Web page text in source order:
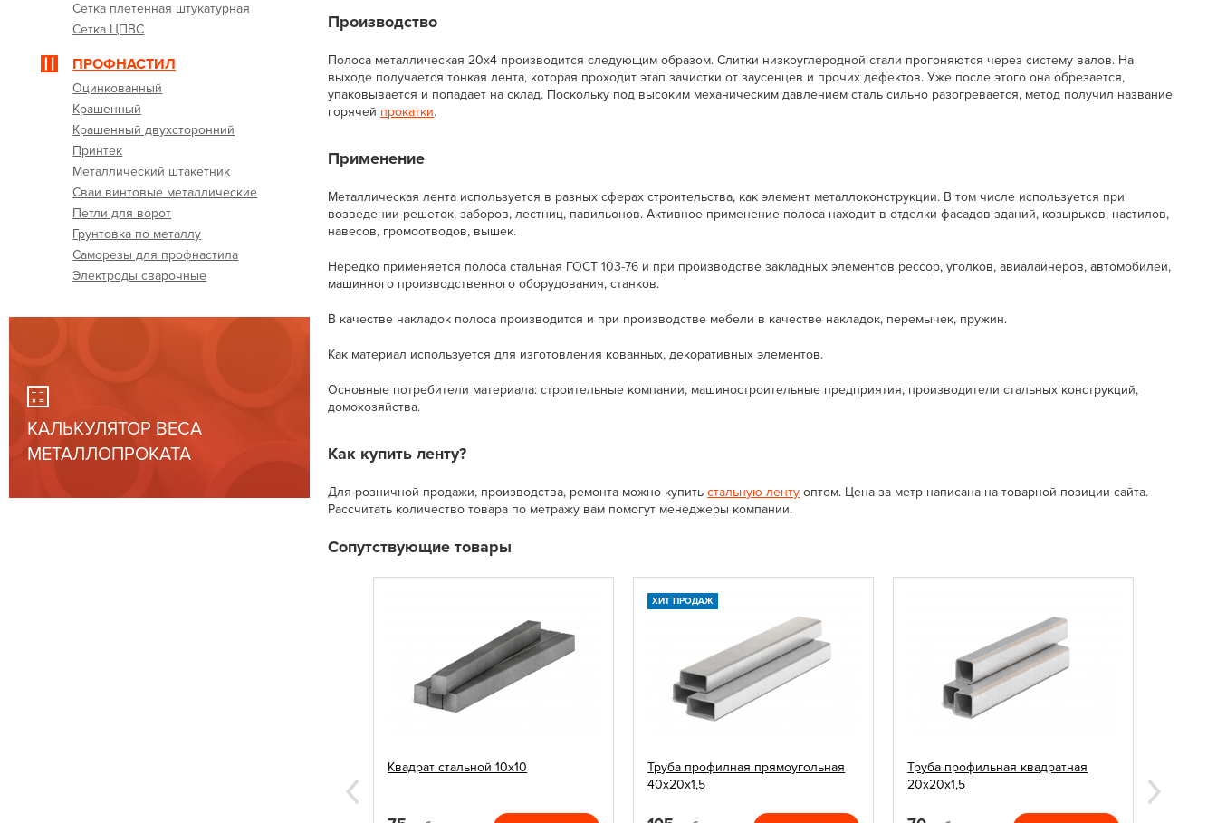
Сетка плетенная штукатурная
Сетка ЦПВС
ПРОФНАСТИЛ
Оцинкованный
Крашенный
Крашенный двухсторонний
Принтек
Металлический штакетник
Сваи винтовые металлические
Петли для ворот
Грунтовка по металлу
Саморезы для профнастила
Электроды сварочные
КАЛЬКУЛЯТОР ВЕСА
МЕТАЛЛОПРОКАТА
Производство
Полоса металлическая 20х4 производится следующим образом. Слитки низкоуглеродной стали прогоняются через систему валов. На
выходе получается тонкая лента, которая проходит этап зачистки от заусенцев и прочих дефектов. Уже после этого она обрезается,
упаковывается и попадает на склад. Поскольку под высоким механическим давлением сталь сильно разогревается, метод получил название
горячей прокатки.
Применение
Металлическая лента используется в разных сферах строительства, как элемент металлоконструкции. В том числе используется при
возведении решеток, заборов, лестниц, павильонов. Активное применение полоса находит в отделки фасадов зданий, козырьков, настилов,
навесов, громоотводов, вышек.
Нередко применяется полоса стальная ГОСТ 103-76 и при производстве закладных элементов рессор, уголков, авиалайнеров, автомобилей,
машинного производственного оборудования, станков.
В качестве накладок полоса производится и при производстве мебели в качестве накладок, перемычек, пружин.
Как материал используется для изготовления кованных, декоративных элементов.
Основные потребители материала: строительные компании, машиностроительные предприятия, производители стальных конструкций,
домохозяйства.
Как купить ленту?
Для розничной продажи, производства, ремонта можно купитьстальную ленту оптом. Цена за метр написана на товарной позиции сайта.
Рассчитать количество товара по метражу вам помогут менеджеры компании.
Сопутствующие товары
Квадрат стальной 10х10
ХИТ ПРОДАЖ
Труба профилная прямоугольная
40х20х1,5
Труба профильная квадратная
20х20х1,5